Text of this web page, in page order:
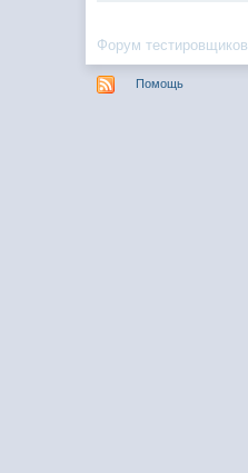
Форум тестировщиков
Помощь